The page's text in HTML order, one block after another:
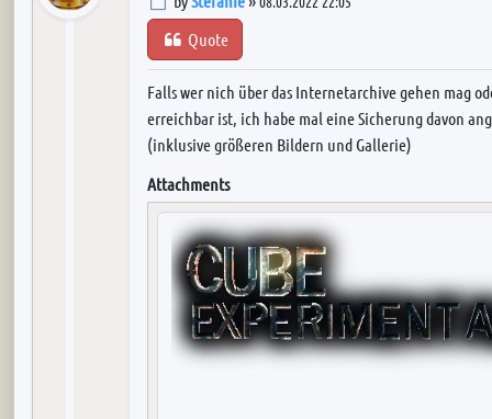
Quote
Falls wer nich über das Internetarchive gehen mag
erreichbar ist, ich habe mal eine Sicherung davon
(inklusive größeren Bildern und Gallerie)
Attachments